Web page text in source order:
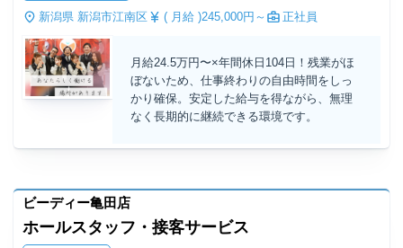
新潟県 新潟市江南区 ( 月給 )245,000円～ 正社員
月給24.5万円〜×年間休日104日！残業がほ
ぼないため、仕事終わりの自由時間をしっ
かり確保。安定した給与を得ながら、無理
なく長期的に継続できる環境です。
ビーディー亀田店
ホールスタッフ・接客サービス